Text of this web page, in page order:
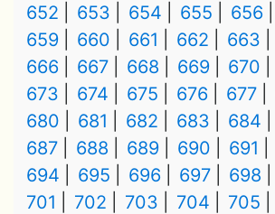
652
653 654 655 656
659
660 661 662 663
666
667 668 669 670
673
674 675 676 677
680
681 682 683 684
687
688 689 690 691
694
695 696 697 698
701
702 703 704 705